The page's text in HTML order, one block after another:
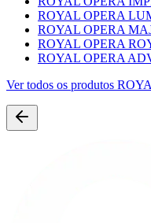
ROYAL OPERA
ROYAL OPERA
ROYAL OPERA
ROYAL OPERA
Ver todos os produtos